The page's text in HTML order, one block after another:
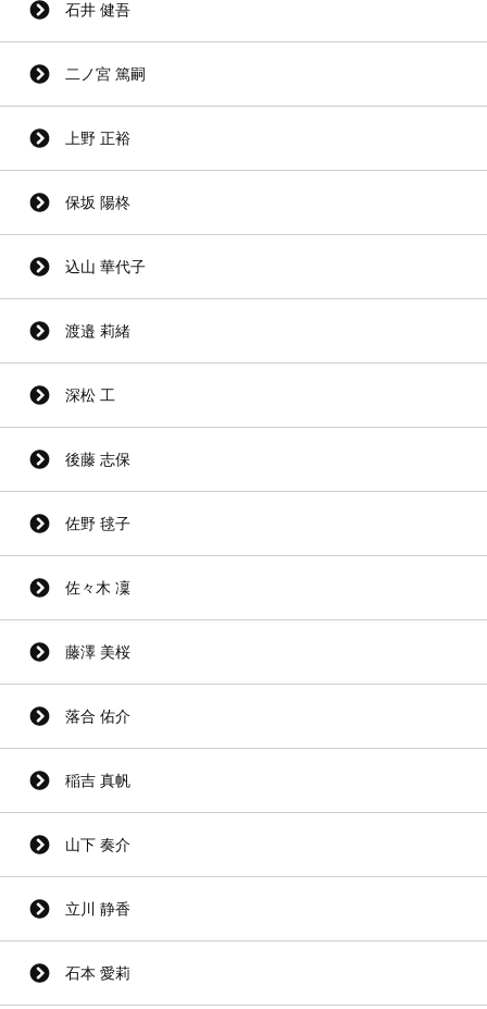
石井 健吾
二ノ宮 篤嗣
上野 正裕
保坂 陽柊
込山 華代子
渡邉 莉緒
深松 工
後藤 志保
佐野 毬子
佐々木 凜
藤澤 美桜
落合 佑介
稲吉 真帆
山下 奏介
立川 静香
石本 愛莉